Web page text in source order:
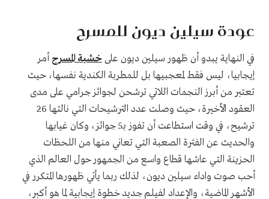
عودة سيلين ديون للمسرح
في النهاية يبدو أن ظهور سيلين ديون على خشبة المسرح أمر
إيجابيا، ليس فقط لمعجبيها بل للمطربة الكندية نفسها، حيث
تعتبر من أبرز النجمات اللاتي ترشحن لجوائز جرامي على مدى
العقود الأخيرة، حيث وصلت عدد الترشيحات التي نالتها 26
ترشيح، في وقت استطاعت أن تفوز بـ5 جوائز، وكان غيابها
والحديث عن الفترة الصعبة التي تعاني منها من اللحظات
الحزينة التي عاشها قطاع واسع من الجمهور حول العالم الذي
أحب صوت واداء سيلين ديون، لذلك ربما يأتي ظهورها المتكرر في
الأشهر الماضية، والإعداد لفيلم جديد خطوة إيجابية لما هو أكبر،